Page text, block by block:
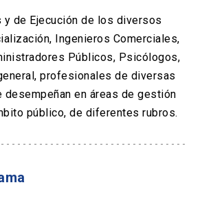
de Ejecución de los diversos
Ingenieros Comerciales,
Públicos, Psicólogos,
profesionales de diversas
en áreas de gestión
público, de diferentes rubros.